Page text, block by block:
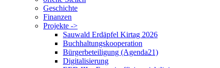
Geschichte
Finanzen
Projekte ->
Sauwald Erdäpfel Kirtag 2026
Buchhaltungskooperation
Bürgerbeteiligung (Agenda21)
Digitalisierung